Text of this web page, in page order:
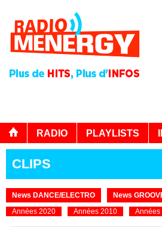
RADIO PLAYLISTS
CLIPS
News DANCE/ELECTRO News
Années 2020
Années 2010 Années